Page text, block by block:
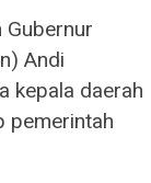
Andi
kepala daerah
pemerintah